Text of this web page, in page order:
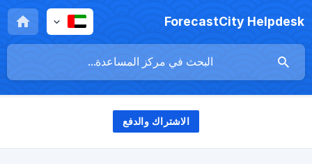
ForecastCity Helpdesk
الاشتراك والدفع